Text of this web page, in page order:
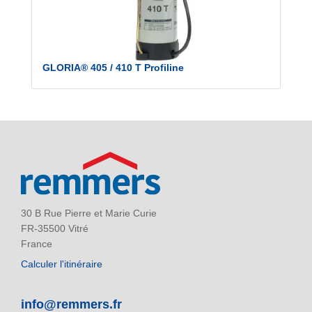
GLORIA® 405 / 410 T Profiline
30 B Rue Pierre et Marie Curie
FR-35500 Vitré
France
Calculer l'itinéraire
info@remmers.fr